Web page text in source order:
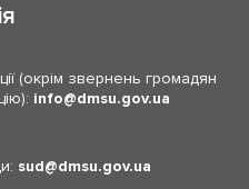
(окрім звернень громадян
info dmsu.gov.ua
sud dmsu.gov.ua